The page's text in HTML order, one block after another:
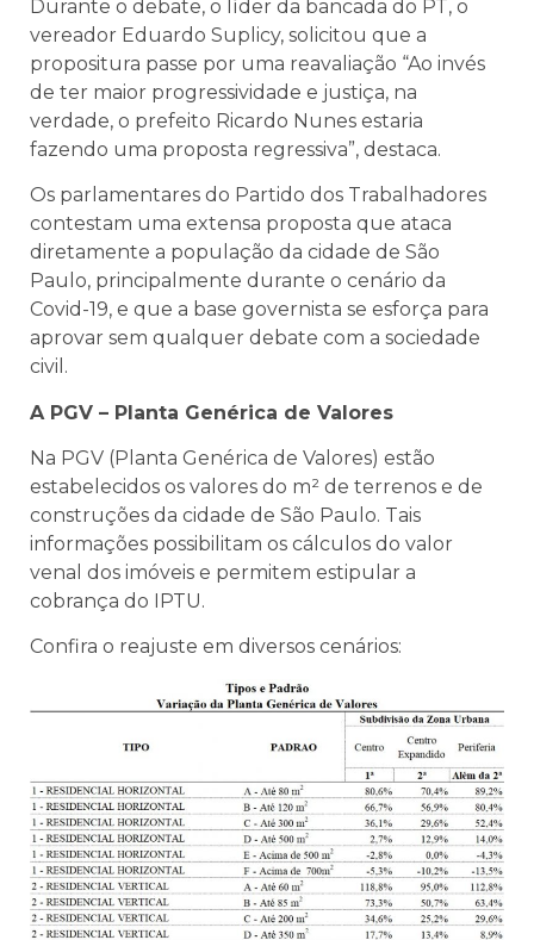
Durante o debate, o líder da bancada do PT, o
vereador Eduardo Suplicy, solicitou que a
propositura passe por uma reavaliação “Ao invés
de ter maior progressividade e justiça, na
verdade, o prefeito Ricardo Nunes estaria
fazendo uma proposta regressiva”, destaca.
Os parlamentares do Partido dos Trabalhadores
contestam uma extensa proposta que ataca
diretamente a população da cidade de São
Paulo, principalmente durante o cenário da
Covid-19, e que a base governista se esforça para
aprovar sem qualquer debate com a sociedade
civil.
A PGV – Planta Genérica de Valores
Na PGV (Planta Genérica de Valores) estão
estabelecidos os valores do m² de terrenos e de
construções da cidade de São Paulo. Tais
informações possibilitam os cálculos do valor
venal dos imóveis e permitem estipular a
cobrança do IPTU.
Confira o reajuste em diversos cenários: